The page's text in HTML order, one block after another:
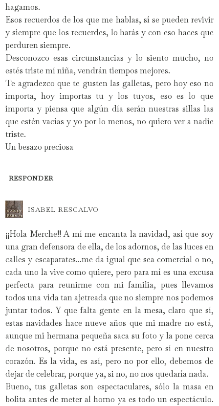
hagamos.
Esos recuerdos de los que me hablas, sí se pueden revivir
y siempre que los recuerdes, lo harás y con eso haces que
perduren siempre.
Desconozco esas circunstancias y lo siento mucho, no
estés triste mí niña, vendrán tiempos mejores.
Te agradezco que te gusten las galletas, pero hoy eso no
importa, hoy importas tu y los tuyos, eso es lo que
importa y piensa que algún día serán nuestras sillas las
que estén vacías y yo por lo menos, no quiero ver a nadie
triste.
Un besazo preciosa
RESPONDER
ISABEL RESCALVO
¡¡Hola Merche!! A mí me encanta la navidad, así que soy
una gran defensora de ella, de los adornos, de las luces en
calles y escaparates...me da igual que sea comercial o no,
cada uno la vive como quiere, pero para mí es una excusa
perfecta para reunirme con mi familia, pues llevamos
todos una vida tan ajetreada que no siempre nos podemos
juntar todos. Y que falta gente en la mesa, claro que sí,
estas navidades hace nueve años que mi madre no está,
aunque mi hermana pequeña saca su foto y la pone cerca
de nosotros, porque no está presente, pero sí en nuestro
corazón. Es la vida, es así, pero no por ello, debemos de
dejar de celebrar, porque ya, si no, no nos quedaría nada.
Bueno, tus galletas son espectaculares, sólo la masa en
bolita antes de meter al horno ya es todo un espectáculo.